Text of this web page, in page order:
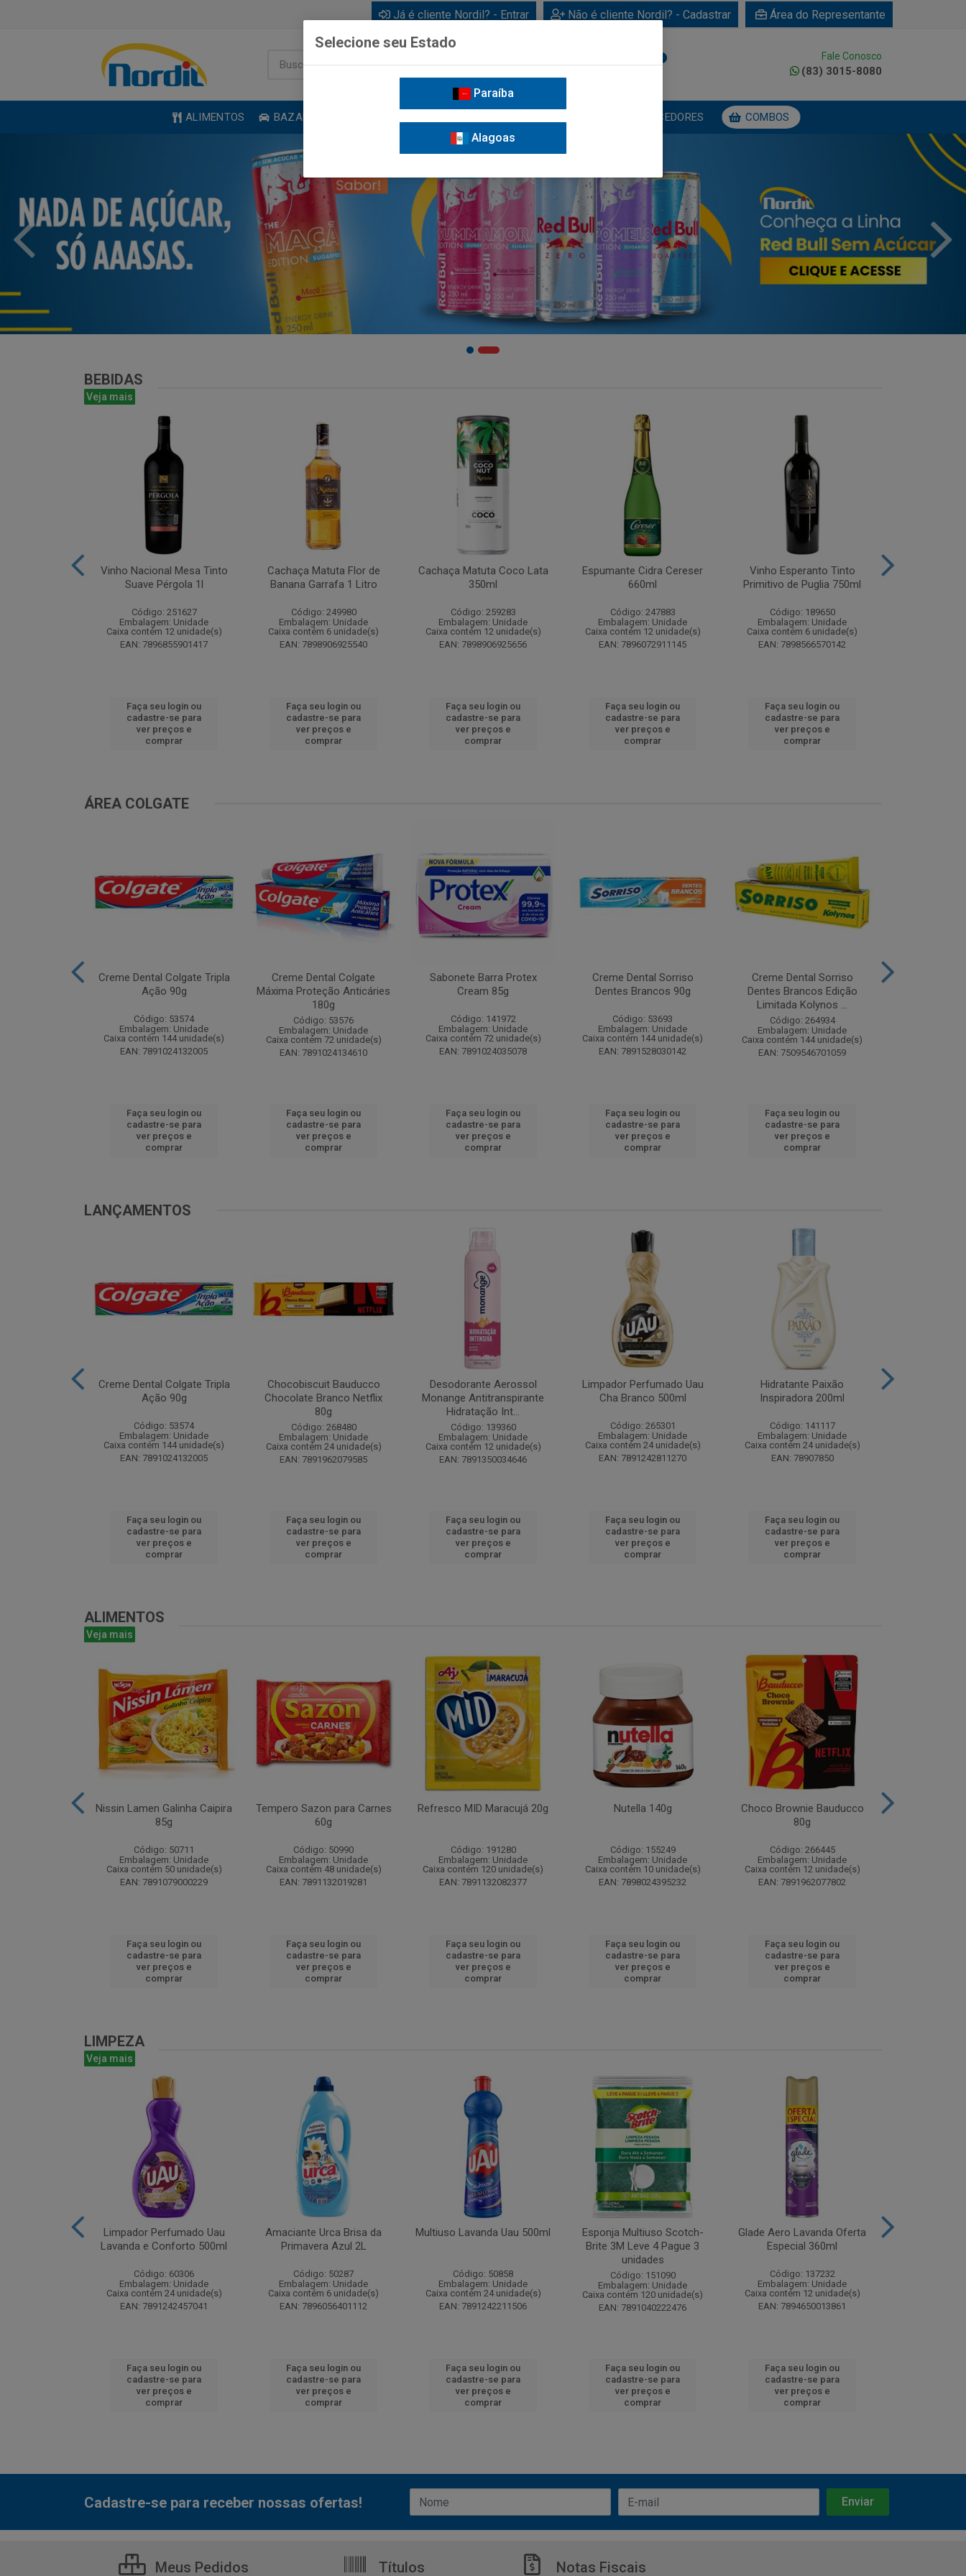
Já é cliente Nordil? - Entrar Não é cliente Nordil? - Cadastrar Área do Representante
Fale Conosco
(83) 3015-8080
ALIMENTOS BAZAR FORNECEDORES COMBOS
BEBIDAS
Veja mais
Vinho Nacional Mesa Tinto
Suave Pérgola 1l
Código: 251627
Embalagem: Unidade
Caixa contém 12 unidade(s)
EAN: 7896855901417
Faça seu login ou
cadastre-se para
ver preços e
comprar
Cachaça Matuta Flor de
Banana Garrafa 1 Litro
Código: 249980
Embalagem: Unidade
Caixa contém 6 unidade(s)
EAN: 7898906925540
Faça seu login ou
cadastre-se para
ver preços e
comprar
Cachaça Matuta Coco Lata
350ml
Código: 259283
Embalagem: Unidade
Caixa contém 12 unidade(s)
EAN: 7898906925656
Faça seu login ou
cadastre-se para
ver preços e
comprar
Espumante Cidra Cereser
660ml
Código: 247883
Embalagem: Unidade
Caixa contém 12 unidade(s)
EAN: 7896072911145
Faça seu login ou
cadastre-se para
ver preços e
comprar
Vinho Esperanto Tinto
Primitivo de Puglia 750ml
Código: 189650
Embalagem: Unidade
Caixa contém 6 unidade(s)
EAN: 7898566570142
Faça seu login ou
cadastre-se para
ver preços e
comprar
ÁREA COLGATE
Creme Dental Colgate Tripla
Ação 90g
Código: 53574
Embalagem: Unidade
Caixa contém 144 unidade(s)
EAN: 7891024132005
Faça seu login ou
cadastre-se para
ver preços e
comprar
Creme Dental Colgate
Máxima Proteção Anticáries
180g
Código: 53576
Embalagem: Unidade
Caixa contém 72 unidade(s)
EAN: 7891024134610
Faça seu login ou
cadastre-se para
ver preços e
comprar
Sabonete Barra Protex
Cream 85g
Código: 141972
Embalagem: Unidade
Caixa contém 72 unidade(s)
EAN: 7891024035078
Faça seu login ou
cadastre-se para
ver preços e
comprar
Creme Dental Sorriso
Dentes Brancos 90g
Código: 53693
Embalagem: Unidade
Caixa contém 144 unidade(s)
EAN: 7891528030142
Faça seu login ou
cadastre-se para
ver preços e
comprar
Creme Dental Sorriso
Dentes Brancos Edição
Limitada Kolynos ...
Código: 264934
Embalagem: Unidade
Caixa contém 144 unidade(s)
EAN: 7509546701059
Faça seu login ou
cadastre-se para
ver preços e
comprar
LANÇAMENTOS
Creme Dental Colgate Tripla
Ação 90g
Código: 53574
Embalagem: Unidade
Caixa contém 144 unidade(s)
EAN: 7891024132005
Faça seu login ou
cadastre-se para
ver preços e
comprar
Chocobiscuit Bauducco
Chocolate Branco Netflix
80g
Código: 268480
Embalagem: Unidade
Caixa contém 24 unidade(s)
EAN: 7891962079585
Faça seu login ou
cadastre-se para
ver preços e
comprar
Desodorante Aerossol
Monange Antitranspirante
Hidratação Int...
Código: 139360
Embalagem: Unidade
Caixa contém 12 unidade(s)
EAN: 7891350034646
Faça seu login ou
cadastre-se para
ver preços e
comprar
Limpador Perfumado Uau
Cha Branco 500ml
Código: 265301
Embalagem: Unidade
Caixa contém 24 unidade(s)
EAN: 7891242811270
Faça seu login ou
cadastre-se para
ver preços e
comprar
Hidratante Paixão
Inspiradora 200ml
Código: 141117
Embalagem: Unidade
Caixa contém 24 unidade(s)
EAN: 78907850
Faça seu login ou
cadastre-se para
ver preços e
comprar
ALIMENTOS
Veja mais
Nissin Lamen Galinha Caipira
85g
Código: 50711
Embalagem: Unidade
Caixa contém 50 unidade(s)
EAN: 7891079000229
Faça seu login ou
cadastre-se para
ver preços e
comprar
Tempero Sazon para Carnes
60g
Código: 50990
Embalagem: Unidade
Caixa contém 48 unidade(s)
EAN: 7891132019281
Faça seu login ou
cadastre-se para
ver preços e
comprar
Refresco MID Maracujá 20g
Código: 191280
Embalagem: Unidade
Caixa contém 120 unidade(s)
EAN: 7891132082377
Faça seu login ou
cadastre-se para
ver preços e
comprar
Nutella 140g
Código: 155249
Embalagem: Unidade
Caixa contém 10 unidade(s)
EAN: 7898024395232
Faça seu login ou
cadastre-se para
ver preços e
comprar
Choco Brownie Bauducco
80g
Código: 266445
Embalagem: Unidade
Caixa contém 12 unidade(s)
EAN: 7891962077802
Faça seu login ou
cadastre-se para
ver preços e
comprar
LIMPEZA
Veja mais
Limpador Perfumado Uau
Lavanda e Conforto 500ml
Código: 60306
Embalagem: Unidade
Caixa contém 24 unidade(s)
EAN: 7891242457041
Faça seu login ou
cadastre-se para
ver preços e
comprar
Amaciante Urca Brisa da
Primavera Azul 2L
Código: 50287
Embalagem: Unidade
Caixa contém 6 unidade(s)
EAN: 7896056401112
Faça seu login ou
cadastre-se para
ver preços e
comprar
Multiuso Lavanda Uau 500ml
Código: 50858
Embalagem: Unidade
Caixa contém 24 unidade(s)
EAN: 7891242211506
Faça seu login ou
cadastre-se para
ver preços e
comprar
Esponja Multiuso Scotch-
Brite 3M Leve 4 Pague 3
unidades
Código: 151090
Embalagem: Unidade
Caixa contém 120 unidade(s)
EAN: 7891040222476
Faça seu login ou
cadastre-se para
ver preços e
comprar
Glade Aero Lavanda Oferta
Especial 360ml
Código: 137232
Embalagem: Unidade
Caixa contém 12 unidade(s)
EAN: 7894650013861
Faça seu login ou
cadastre-se para
ver preços e
comprar
Cadastre-se para receber nossas ofertas!
Meus Pedidos Títulos Notas Fiscais
Selecione seu Estado
Paraíba
Alagoas